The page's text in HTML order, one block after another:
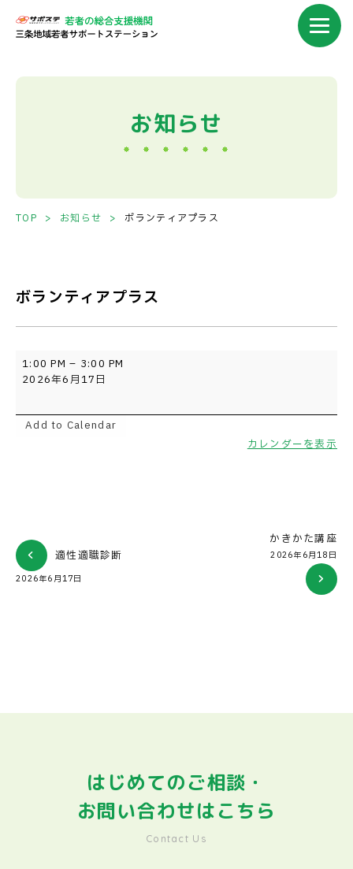
お知らせ
TOP お知らせ ボランティアプラス
ボランティアプラス
ボ
ラ
ィ
1:00 PM – 3:00 PM
2026年6月17日
Add to Calendar
カレンダーを表示
適性適職診断
2026年6月17日
かきかた講座
2026年6月18日
はじめてのご相談・
お問い合わせはこちら
Contact Us